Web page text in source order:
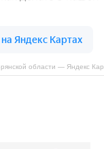
области — Яндекс